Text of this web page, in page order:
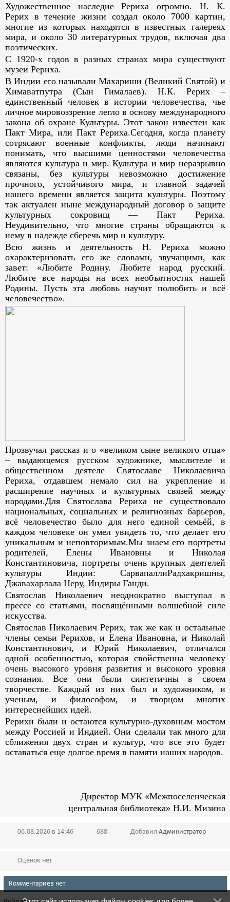
Художественное наследие Рериха огромно. Н. К.
Рерих в течение жизни создал около 7000 картин,
многие из которых находятся в известных галереях
мира, и около 30 литературных трудов, включая два
поэтических.
С 1920-х годов в разных странах мира существуют
музеи Рериха.
В Индии его называли Махариши (Великий Святой) и
Химаватпутра (Сын Гималаев). Н.К. Рерих –
единственный человек в истории человечества, чье
личное мировоззрение легло в основу международного
закона об охране Культуры. Этот закон известен как
Пакт Мира, или Пакт Рериха.Сегодня, когда планету
сотрясают военные конфликты, люди начинают
понимать, что высшими ценностями человечества
являются культура и мир. Культура и мир неразрывно
связаны, без культуры невозможно достижение
прочного, устойчивого мира, и главной задачей
нашего времени является защита культуры. Поэтому
так актуален ныне международный договор о защите
культурных сокровищ — Пакт Рериха.
Неудивительно, что многие страны обращаются к
нему в надежде сберечь мир и культуру.
Всю жизнь и деятельность Н. Рериха можно
охарактеризовать его же словами, звучащими, как
завет: «Любите Родину. Любите народ русский.
Любите все народы на всех необъятностях нашей
Родины. Пусть эта любовь научит полюбить и всё
человечество».
Прозвучал рассказ и о «великом сыне великого отца»
– выдающемся русском художнике, мыслителе и
общественном деятеле Святославе Николаевича
Рериха, отдавшем немало сил на укрепление и
расширение научных и культурных связей между
народами.Для Святослава Рериха не существовало
национальных, социальных и религиозных барьеров,
всё человечество было для него единой семьёй, в
каждом человеке он умел увидеть то, что делает его
уникальным и неповторимым.Мы знаем его портреты
родителей, Елены Ивановны и Николая
Константиновича, портреты очень крупных деятелей
культуры Индии: СарвапаллиРадхакришны,
Джавахарлала Неру, Индиры Ганди.
Святослав Николаевич неоднократно выступал в
прессе со статьями, посвящёнными волшебной силе
искусства.
Святослав Николаевич Рерих, так же как и остальные
члены семьи Рерихов, и Елена Ивановна, и Николай
Константинович, и Юрий Николаевич, отличался
одной особенностью, которая свойственна человеку
очень высокого уровня развития и высокого уровня
сознания. Все они были синтетичны в своем
творчестве. Каждый из них был и художником, и
ученым, и философом, и творцом многих
интереснейших идей.
Рерихи были и остаются культурно-духовным мостом
между Россией и Индией. Они сделали так много для
сближения двух стран и культур, что все это будет
оставаться еще долгое время в памяти наших народов.
Директор МУК «Межпоселенческая
центральная библиотека» Н.И. Мизина
06.08.2026 в 14:46 688 Добавил Администратор
Оценок нет
Комментариев нет